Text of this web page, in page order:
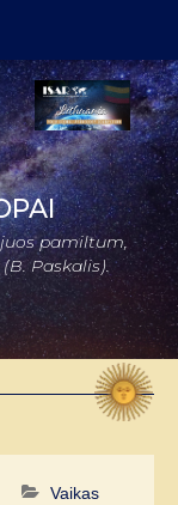
pamiltum,
Paskalis).
Vaikas